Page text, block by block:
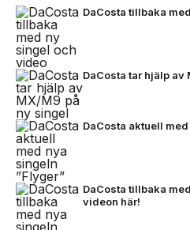
DaCosta tillbaka
DaCosta tar hjälp av
DaCosta aktuell
DaCosta tillbaka
videon här!